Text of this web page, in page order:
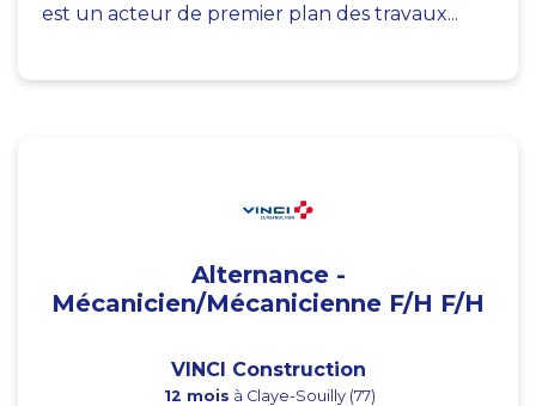
est un acteur de premier plan des travaux...
Alternance -
Mécanicien/Mécanicienne F/H F/H
VINCI Construction
12 mois à Claye-Souilly (77)